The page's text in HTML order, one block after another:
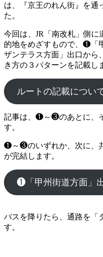
は、『京王のれん街』を通
た。
今回は、JR「南改札」側に
的地をめざすもので、❶「
ザンテラス方面」出口か
き方の３パターンを記載し
ルートの記載につい
記事は、❶～❸のあとに、
す。
❶～❸のいずれか、次に、
が完結します。
❶「甲州街道方面」
バスを降りたら、通路を「
す。